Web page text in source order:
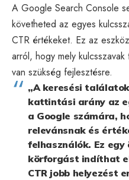
A Google Search Console
követheted az egyes
CTR értékeket. Ez az
arról, hogy mely
van szükség fejlesztésre.
„A keresési
kattintási arány az
a Google számára,
relevánsnak és
felhasználók. Ez
körforgást indíthat
CTR jobb helyezést